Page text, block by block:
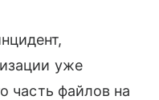
уже
часть файлов на